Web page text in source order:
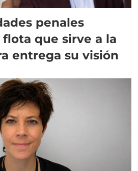
penales
que sirve a la
entrega su visión